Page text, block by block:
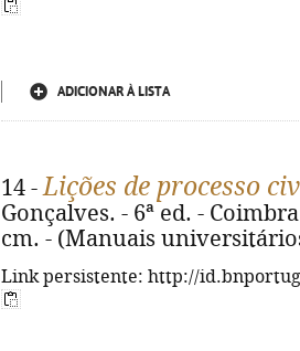
ADICIONAR À LISTA
14 -Lições de processo
Gonçalves. - 6ª ed. -
cm. - (Manuais
Link persistente: http://